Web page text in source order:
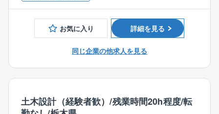
・メンテナンス…顧客の施設を定期的に訪問し、定期
保守や点検消耗部品の交換、ボイラ内の清掃、水質の
チェック、訪問先は大型の施設から小規模の店頭まで
様々です。ボイラは燃料や重量別に種類が多岐にわた
入社後は現場でのOJTや階層別教育を通して業務や製
品について学んで頂きます。将来的には技術者と同レ
お気に入り 詳細を見る
同じ企業の他求人を見る
土木設計（経験者歓）/残業時間20h程度/転